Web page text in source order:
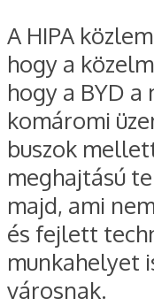
A HIPA
hogy a
hogy a BYD a
komáromi
buszok
meghajtású
majd, ami
és fejlett
munkahelyet
városnak.